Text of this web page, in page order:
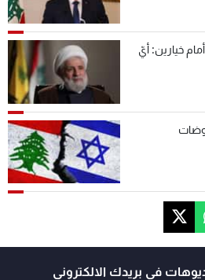
خيارين: أيّ
في بريدك الالكتروني